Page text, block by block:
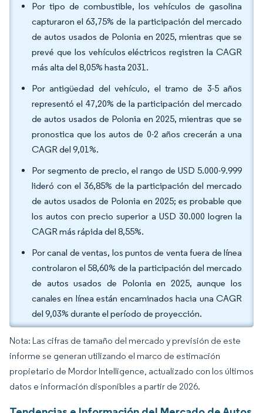
Por tipo de combustible, los vehículos de gasolina
capturaron el 63,75% de la participación del mercado
de autos usados de Polonia en 2025, mientras que se
prevé que los vehículos eléctricos registren la CAGR
más alta del 8,05% hasta 2031.
Por antigüedad del vehículo, el tramo de 3-5 años
representó el 47,20% de la participación del mercado
de autos usados de Polonia en 2025, mientras que se
pronostica que los autos de 0-2 años crecerán a una
CAGR del 9,01%.
Por segmento de precio, el rango de USD 5.000-9.999
lideró con el 36,85% de la participación del mercado
de autos usados de Polonia en 2025; es probable que
los autos con precio superior a USD 30.000 logren la
CAGR más rápida del 8,55%.
Por canal de ventas, los puntos de venta fuera de línea
controlaron el 58,60% de la participación del mercado
de autos usados de Polonia en 2025, aunque los
canales en línea están encaminados hacia una CAGR
del 9,03% durante el período de proyección.
Nota: Las cifras de tamaño del mercado y previsión de este
informe se generan utilizando el marco de estimación
propietario de Mordor Intelligence, actualizado con los últimos
datos e información disponibles a partir de 2026.